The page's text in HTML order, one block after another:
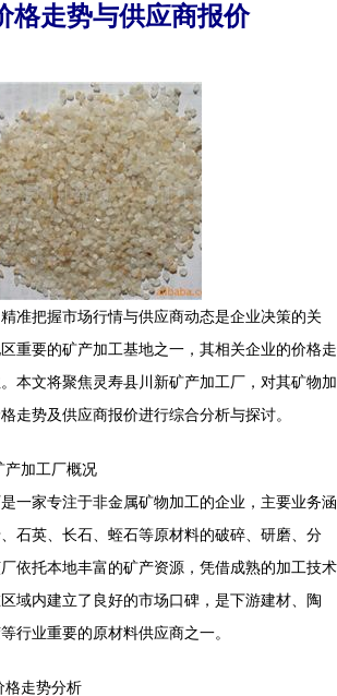
格走势与供应商报价
准把握市场行情与供应商动态是企业决策的关
重要的矿产加工基地之一，其相关企业的价格走
本文将聚焦灵寿县川新矿产加工厂，对其矿物加
走势及供应商报价进行综合分析与探讨。
产加工厂概况
一家专注于非金属矿物加工的企业，主要业务涵
石英、长石、蛭石等原材料的破碎、研磨、分
依托本地丰富的矿产资源，凭借成熟的加工技术
域内建立了良好的市场口碑，是下游建材、陶
行业重要的原材料供应商之一。
格走势分析